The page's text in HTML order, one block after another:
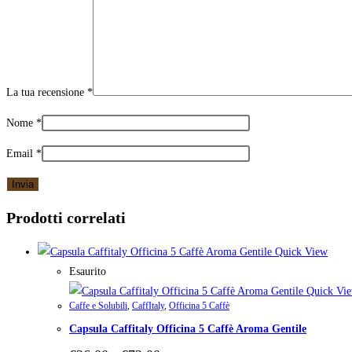
La tua recensione *
Nome *
Email *
Prodotti correlati
Quick View
Esaurito
Quick
Caffe e Solubili CaffItaly, Officina 5 Caffè
Capsula Caffitaly Officina 5 Caffè Aroma Gentile